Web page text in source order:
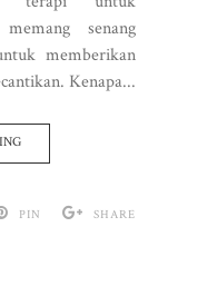
senang
memberikan
Kenapa...
PIN SHARE